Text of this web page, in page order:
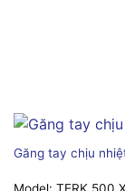
Găng tay chịu